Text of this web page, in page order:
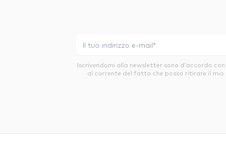
Iscrivendomi alla newsletter sono d’accordo con
al corrente del fatto che posso ritirare il mio